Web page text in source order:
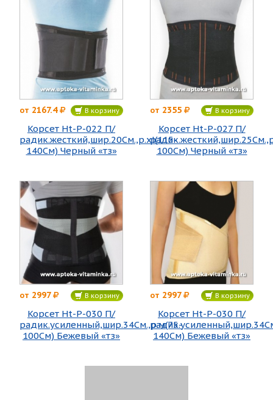
от 2167.4 В корзину
Корсет Ht-P-022 П/
радик.жесткий,шир.20См.,р.хl(115-
140См) Черный «тз»
от 2355 В корзину
Корсет Ht-P-027 П/
100См) Черный «тз»
от 2997 В корзину
Корсет Ht-P-030 П/
радик.усиленный,шир.34См.,р.м(75-
100См) Бежевый «тз»
от 2997 В корзину
Корсет Ht-P-030 П/
140См) Бежевый «тз»